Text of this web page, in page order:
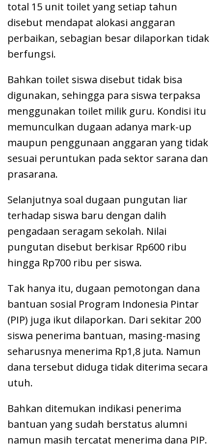
total 15 unit toilet yang setiap tahun
disebut mendapat alokasi anggaran
perbaikan, sebagian besar dilaporkan tidak
berfungsi.
Bahkan toilet siswa disebut tidak bisa
digunakan, sehingga para siswa terpaksa
menggunakan toilet milik guru. Kondisi itu
memunculkan dugaan adanya mark-up
maupun penggunaan anggaran yang tidak
sesuai peruntukan pada sektor sarana dan
prasarana.
Selanjutnya soal dugaan pungutan liar
terhadap siswa baru dengan dalih
pengadaan seragam sekolah. Nilai
pungutan disebut berkisar Rp600 ribu
hingga Rp700 ribu per siswa.
Tak hanya itu, dugaan pemotongan dana
bantuan sosial Program Indonesia Pintar
(PIP) juga ikut dilaporkan. Dari sekitar 200
siswa penerima bantuan, masing-masing
seharusnya menerima Rp1,8 juta. Namun
dana tersebut diduga tidak diterima secara
utuh.
Bahkan ditemukan indikasi penerima
bantuan yang sudah berstatus alumni
namun masih tercatat menerima dana PIP.